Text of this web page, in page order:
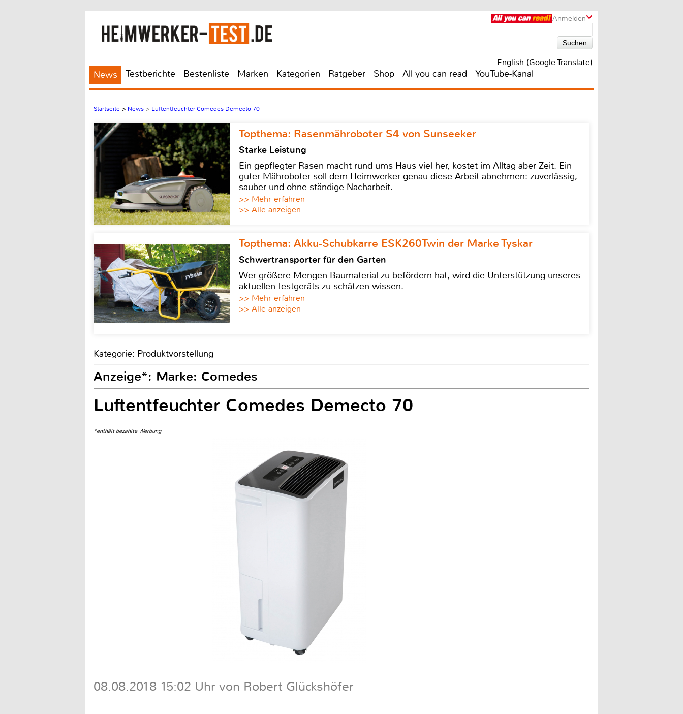
Anmelden
English (Google Translate)
News Testberichte Bestenliste Marken Kategorien Ratgeber Shop All you can read YouTube-Kanal
Startseite > News > Luftentfeuchter Comedes Demecto 70
Topthema: Rasenmähroboter S4 von Sunseeker
Starke Leistung
Ein gepflegter Rasen macht rund ums Haus viel her, kostet im Alltag aber Zeit. Ein
guter Mähroboter soll dem Heimwerker genau diese Arbeit abnehmen: zuverlässig,
sauber und ohne ständige Nacharbeit.
>> Mehr erfahren
>> Alle anzeigen
Topthema: Akku-Schubkarre ESK260Twin der Marke Tyskar
Schwertransporter für den Garten
Wer größere Mengen Baumaterial zu befördern hat, wird die Unterstützung unseres
aktuellen Testgeräts zu schätzen wissen.
>> Mehr erfahren
>> Alle anzeigen
Kategorie: Produktvorstellung
Anzeige*: Marke: Comedes
Luftentfeuchter Comedes Demecto 70
*enthält bezahlte Werbung
08.08.2018 15:02 Uhr von Robert Glückshöfer